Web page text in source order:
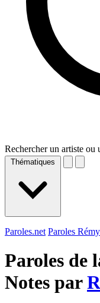
Rechercher un artiste ou
Thématiques
Paroles.net Paroles Rémy
Paroles de
Notes par